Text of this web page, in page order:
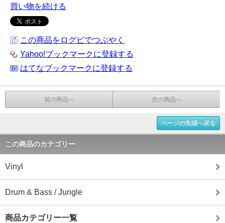
買い物を続ける
この商品をログピでつぶやく
Yahoo!ブックマークに登録する
はてなブックマークに登録する
前の商品へ 次の商品へ
ページの先頭へ戻る
この商品のカテゴリー
Vinyl
Drum & Bass / Jungle
商品カテゴリー一覧